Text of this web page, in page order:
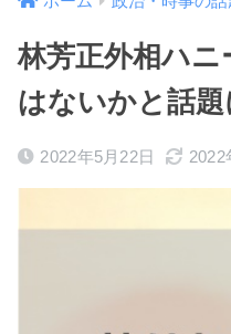
林芳正外相ハ
はないかと話題
2022年5月22日 2022